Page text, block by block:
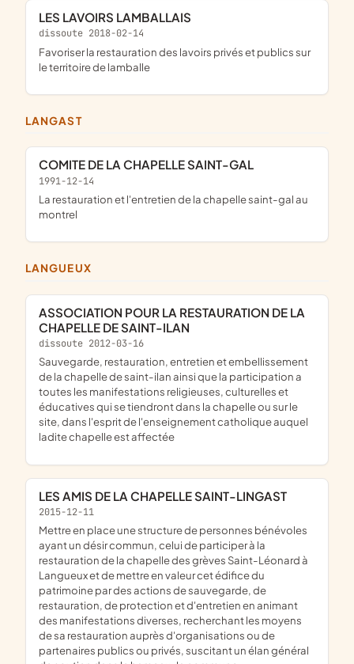
LES LAVOIRS LAMBALLAIS
dissoute 2018-02-14
favoriser la restauration des lavoirs privés et publics sur
le territoire de lamballe
LANGAST
COMITE DE LA CHAPELLE SAINT-GAL
1991-12-14
la restauration et l'entretien de la chapelle saint-gal au
montrel
LANGUEUX
ASSOCIATION POUR LA RESTAURATION DE LA
CHAPELLE DE SAINT-ILAN
dissoute 2012-03-16
sauvegarde, restauration, entretien et embellissement
de la chapelle de saint-ilan ainsi que la participation a
toutes les manifestations religieuses, culturelles et
éducatives qui se tiendront dans la chapelle ou sur le
site, dans l'esprit de l'enseignement catholique auquel
ladite chapelle est affectée
LES AMIS DE LA CHAPELLE SAINT-LINGAST
2015-12-11
mettre en place une structure de personnes bénévoles
ayant un désir commun, celui de participer à la
restauration de la chapelle des grèves Saint-Léonard à
Langueux et de mettre en valeur cet édifice du
patrimoine par des actions de sauvegarde, de
restauration, de protection et d'entretien en animant
des manifestations diverses, recherchant les moyens
de sa restauration auprès d'organisations ou de
partenaires publics ou privés, suscitant un élan général